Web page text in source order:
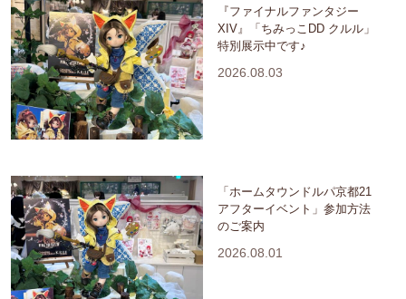
『ファイナルファンタジー
XIV』「ちみっこDD クルル」
特別展示中です♪
2026.08.03
「ホームタウンドルパ京都21
アフターイベント」参加方法
のご案内
2026.08.01